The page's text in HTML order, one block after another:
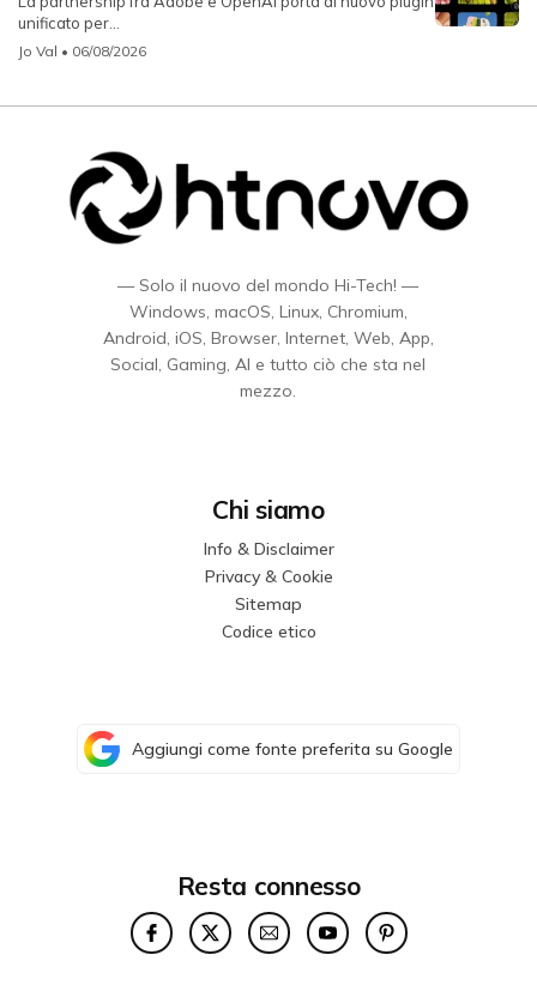
unificato per...
Jo Val • 06/08/2026
— Solo il nuovo del mondo Hi-Tech! —
Windows, macOS, Linux, Chromium,
Android, iOS, Browser, Internet, Web, App,
Social, Gaming, AI e tutto ciò che sta nel
mezzo.
Chi siamo
Info & Disclaimer
Privacy & Cookie
Sitemap
Codice etico
Aggiungi come fonte preferita su Google
Resta connesso